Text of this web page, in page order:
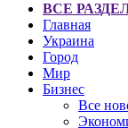
ВСЕ
Главная
Украина
Город
Мир
Бизнес
Все